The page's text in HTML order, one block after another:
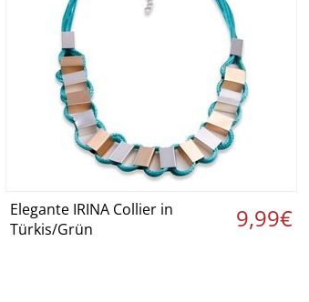
Details ansehen ›
Elegante IRINA Collier in
Türkis/Grün
9,99€